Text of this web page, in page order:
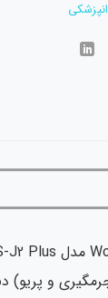
و پریو)